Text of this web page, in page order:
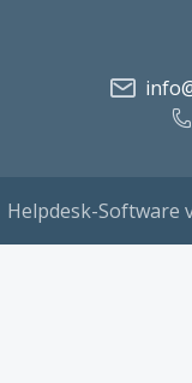
Helpdesk-Software